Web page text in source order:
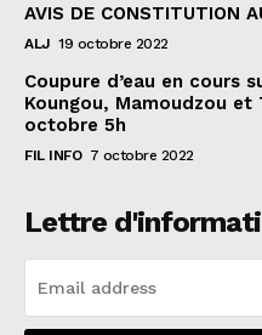
AVIS DE CONSTITUTION
ALJ 19 octobre 2022
Coupure d’eau en cours
Koungou, Mamoudzou et
octobre 5h
FIL INFO 7 octobre 2022
Lettre